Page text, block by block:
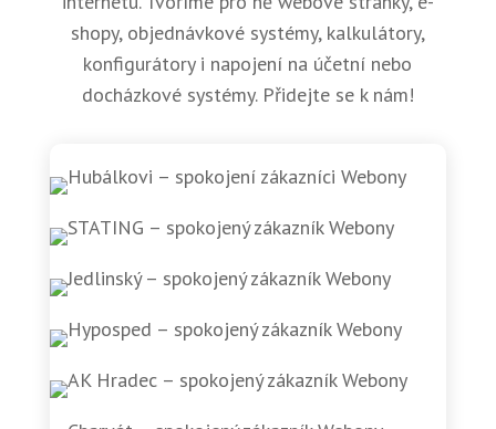
shopy, objednávkové systémy, kalkulátory,
konfigurátory i napojení na účetní nebo
docházkové systémy. Přidejte se k nám!